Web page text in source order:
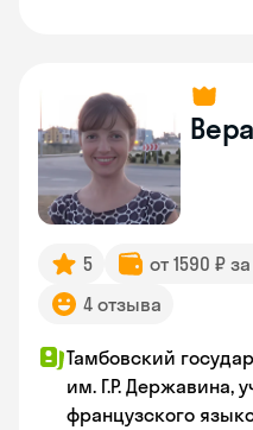
Вера
5 от 1590 ₽
4 отзыва
Тамбовский
им. Г.Р. Державина,
французского